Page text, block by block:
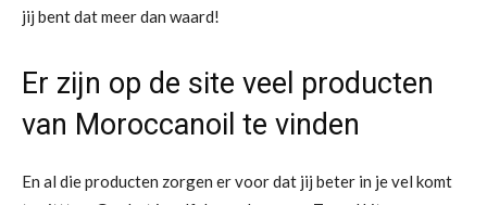
jij bent dat meer dan waard!
Er zijn op de site veel producten
van Moroccanoil te vinden
En al die producten zorgen er voor dat jij beter in je vel komt